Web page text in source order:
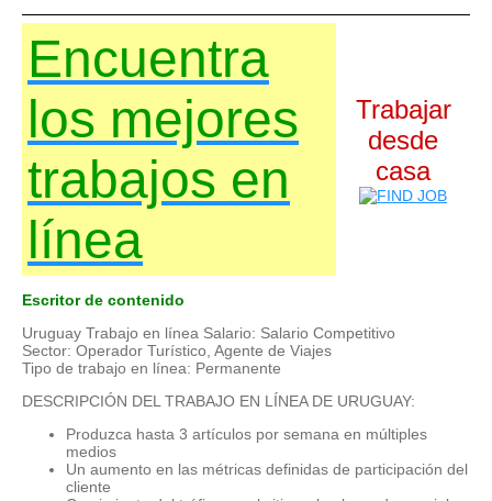
Encuentra
los mejores
trabajos en
línea
Trabajar
desde
casa
Escritor de contenido
Uruguay Trabajo en línea Salario: Salario Competitivo
Sector: Operador Turístico, Agente de Viajes
Tipo de trabajo en línea: Permanente
DESCRIPCIÓN DEL TRABAJO EN LÍNEA DE URUGUAY:
Produzca hasta 3 artículos por semana en múltiples
medios
Un aumento en las métricas definidas de participación del
cliente